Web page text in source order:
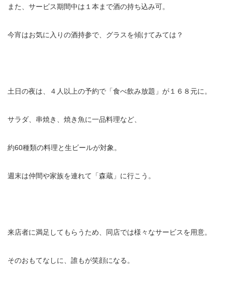
また、サービス期間中は１本まで酒の持ち込み可。
今宵はお気に入りの酒持参で、グラスを傾けてみては？
土日の夜は、４人以上の予約で「食べ飲み放題」が１６８元に。
サラダ、串焼き、焼き魚に一品料理など、
約60種類の料理と生ビールが対象。
週末は仲間や家族を連れて「森蔵」に行こう。
来店者に満足してもらうため、同店では様々なサービスを用意。
そのおもてなしに、誰もが笑顔になる。